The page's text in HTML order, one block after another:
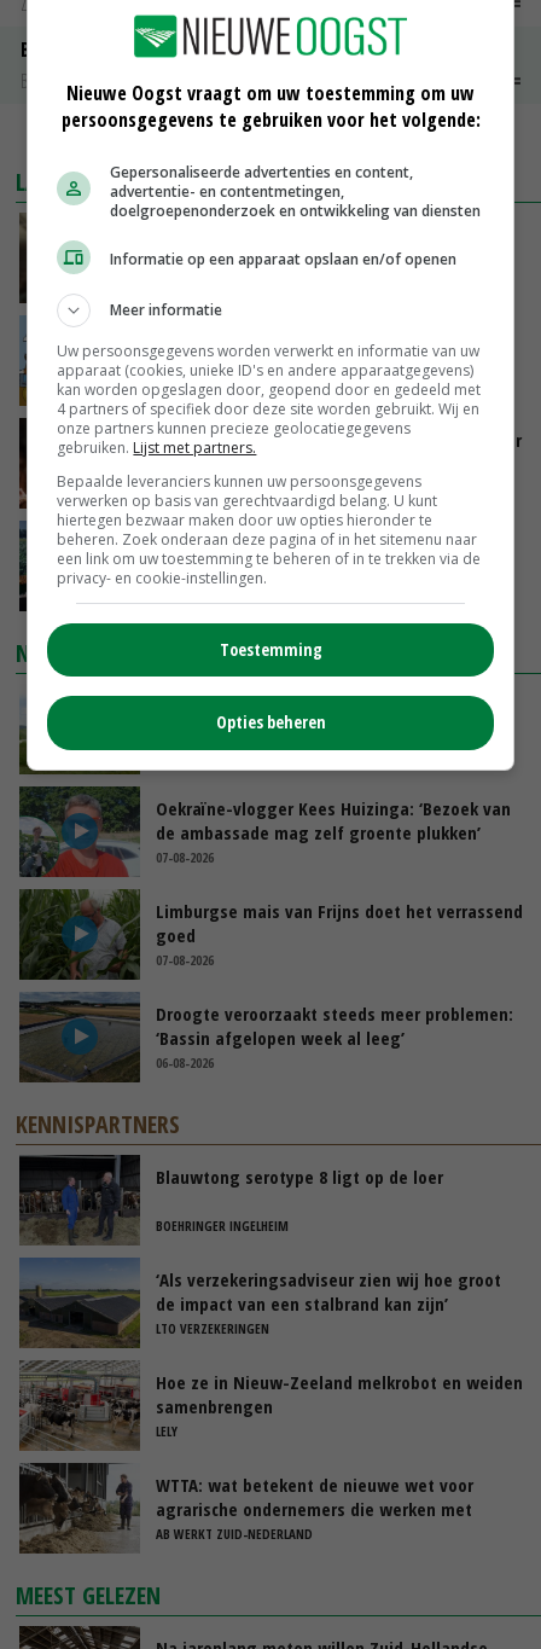
Boeren Gouda 12 kg
Boerenkaas
€ 6,05
MEER MARKTPRIJZEN
LAATSTE NIEUWS
zorgen voor meer balans’
groot: Nederland in Europese top
GISTEREN, 15:33
Vlaamse varkensstapel krimpt, pluimveesector
groeit door schaalvergroting
GISTEREN, 15:20
‘Cijfer jezelf niet weg en doe vooral ook waar
je gelukkig van wordt’
GISTEREN, 13:31
NIEUWSTE VIDEO'S
GISTEREN, 10:00
Oekraïne-vlogger Kees Huizinga: ‘Bezoek van
de ambassade mag zelf groente plukken’
07-08-2026
Limburgse mais van Frijns doet het verrassend
goed
07-08-2026
Droogte veroorzaakt steeds meer problemen:
‘Bassin afgelopen week al leeg’
06-08-2026
KENNISPARTNERS
Blauwtong serotype 8 ligt op de loer
BOEHRINGER INGELHEIM
‘Als verzekeringsadviseur zien wij hoe groot
de impact van een stalbrand kan zijn’
LTO VERZEKERINGEN
Hoe ze in Nieuw-Zeeland melkrobot en weiden
samenbrengen
LELY
WTTA: wat betekent de nieuwe wet voor
agrarische ondernemers die werken met
uitzendkrachten?
AB WERKT ZUID-NEDERLAND
MEEST GELEZEN
Nieuwe Oogst vraagt om uw toestemming om uw
persoonsgegevens te gebruiken voor het volgende:
Gepersonaliseerde advertenties en content,
advertentie- en contentmetingen,
doelgroepenonderzoek en ontwikkeling van diensten
Informatie op een apparaat opslaan en/of openen
Meer informatie
Uw persoonsgegevens worden verwerkt en informatie van uw
apparaat (cookies, unieke ID's en andere apparaatgegevens)
kan worden opgeslagen door, geopend door en gedeeld met
4 partners of specifiek door deze site worden gebruikt. Wij en
onze partners kunnen precieze geolocatiegegevens
gebruiken. Lijst met partners.
Bepaalde leveranciers kunnen uw persoonsgegevens
verwerken op basis van gerechtvaardigd belang. U kunt
hiertegen bezwaar maken door uw opties hieronder te
beheren. Zoek onderaan deze pagina of in het sitemenu naar
een link om uw toestemming te beheren of in te trekken via de
privacy- en cookie-instellingen.
Toestemming
Opties beheren